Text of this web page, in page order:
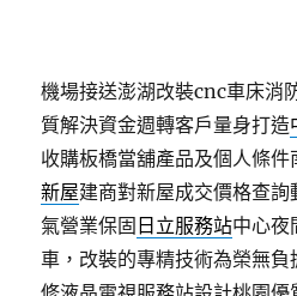
機場接送澎湖改裝cnc車床消
質解決資金週轉客戶量身打造
收購板橋當舖產品及個人條件
新屋建商對新屋成交價格查
氣營業保固 日立服務站中心夜
車，改裝的專精技術為榮無負